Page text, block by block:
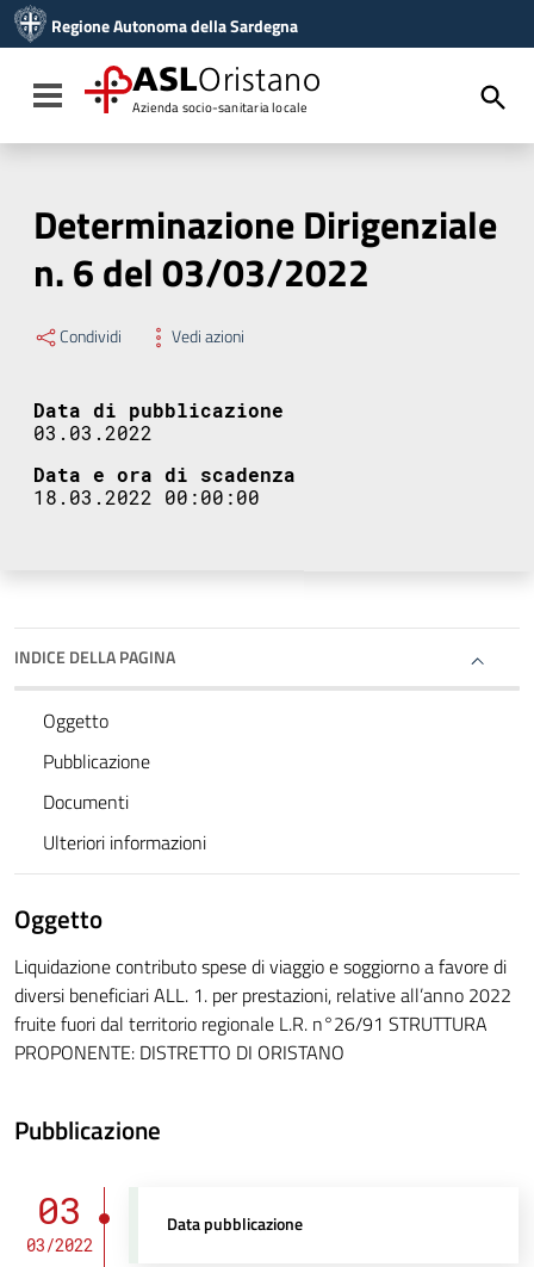
Vai al menu di navigazione
Vai al footer
Regione Autonoma della Sardegna
Toggle navigation
ASLOristano
Azienda socio-sanitaria locale
Determinazione Dirigenziale
n. 6 del 03/03/2022
Condividi Vedi azioni
Data di pubblicazione
03.03.2022
Data e ora di scadenza
18.03.2022 00:00:00
INDICE DELLA PAGINA
Oggetto
Pubblicazione
Documenti
Ulteriori informazioni
Oggetto
Liquidazione contributo spese di viaggio e soggiorno a favore di
diversi beneficiari ALL. 1. per prestazioni, relative all’anno 2022
fruite fuori dal territorio regionale L.R. n°26/91 STRUTTURA
PROPONENTE: DISTRETTO DI ORISTANO
Pubblicazione
03
03/2022
Data pubblicazione